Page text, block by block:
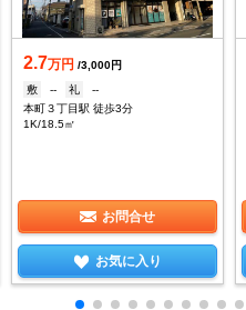
2.7万円 /3,000円
敷
-- 礼
--
本町３丁目駅 徒歩3分
1K/18.5㎡
お問合せ
お気に入り